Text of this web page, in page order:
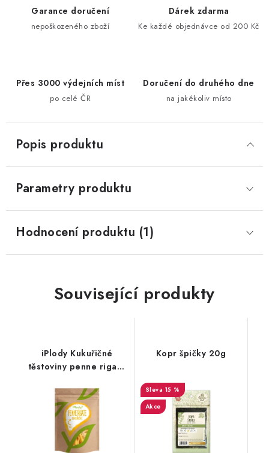
Garance doručení
nepoškozeného zboží
Dárek zdarma
Ke každé objednávce od 200 Kč
Přes 3000 výdejních míst
po celé ČR
Doručení do druhého dne
na jakékoliv místo
Popis produktu
Parametry produktu
Hodnocení produktu (1)
Související produkty
iPlody Kukuřičné
těstoviny penne rigate
Kopr špičky 20g
15 %
Akce